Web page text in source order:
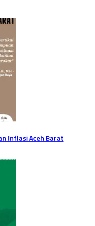
Inflasi Aceh Barat